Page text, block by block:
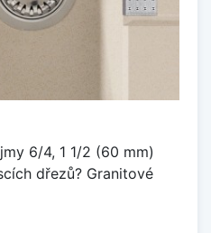
6/4, 1 1/2 (60 mm)
dřezů? Granitové